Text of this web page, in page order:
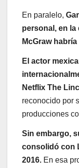
En paralelo,
personal, en
McGraw
El actor
Netflix The
reconocido por
producciones
Sin embargo,
consolidó con
2016. En esa